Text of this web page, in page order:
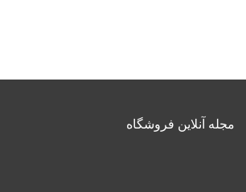
مجله آنلاین فروشگاه